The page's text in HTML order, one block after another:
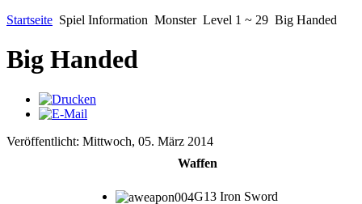
Startseite Spiel Information Monster Level 1 ~ 29 Big Handed
Big Handed
Veröffentlicht: Mittwoch, 05. März 2014
Waffen
G13 Iron Sword